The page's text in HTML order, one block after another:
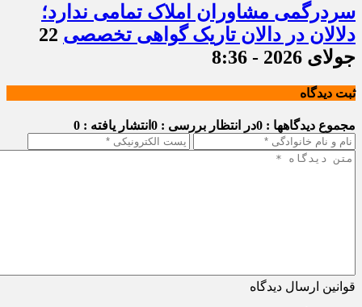
سردرگمی مشاوران املاک تمامی ندارد؛
دلالان در دالان تاریک گواهی تخصصی 22
جولای 2026 - 8:36
ثبت دیدگاه
مجموع دیدگاهها : 0 در انتظار بررسی : 0 انتشار یافته : 0
قوانین ارسال دیدگاه